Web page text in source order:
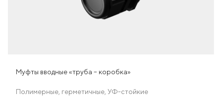
Муфты вводные «труба – коробка»
Полимерные, герметичные, УФ-стойкие